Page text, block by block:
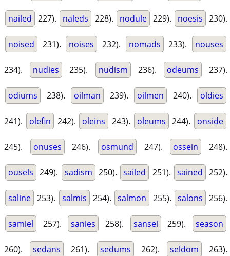
nailed 227). naleds 228). nodule 229). noesis 230).
noised 231). noises 232). nomads 233). nouses
234). nudies 235). nudism 236). odeums 237).
odiums 238). oilman 239). oilmen 240). oldies
241). olefin 242). oleins 243). oleums 244). onside
245). onuses 246). osmund 247). ossein 248).
ousels 249). sadism 250). sailed 251). sained 252).
saline 253). salmis 254). salmon 255). salons 256).
samiel 257). sanies 258). sansei 259). season
260). sedans 261). sedums 262). seldom 263).